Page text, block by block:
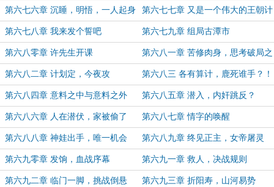
第六七六章 沉睡，明悟，一人起身 第六七七章 又是一个伟大的王朝计
划
第六七八章 我来发个誓吧 第六七九章 组局古潭市
第六八零章 许先生开课 第六八一章 苦修肉身，思考破局之
道
第六八二章 计划定，今夜攻 第六八三 各有算计，鹿死谁手？！
第六八四章 意料之中与意料之外 第六八五章 潜入，内奸跳反？
第六八六章 人在潜伏，家被偷了 第六八七章 情字的唤醒
第六八八章 神娃出手，唯一机会 第六八九章 终见正主，女帝屠灵
第六九零章 发饷，血战序幕 第六九一章 救人，决战规则
第六九二章 临门一脚，挑战倒悬 第六九三章 折阳寿，山河易势